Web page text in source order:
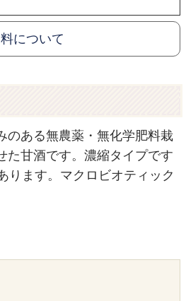
について
のある無農薬・無化学肥料栽
た甘酒です。濃縮タイプです
ります。マクロビオティック